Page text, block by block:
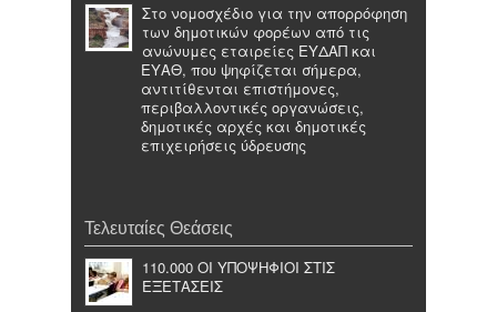
Στο νομοσχέδιο για την απορρόφηση
των δημοτικών φορέων από τις
ανώνυμες εταιρείες ΕΥΔΑΠ και
ΕΥΑΘ, που ψηφίζεται σήμερα,
αντιτίθενται επιστήμονες,
περιβαλλοντικές οργανώσεις,
δημοτικές αρχές και δημοτικές
επιχειρήσεις ύδρευσης
Τελευταίες Θεάσεις
110.000 ΟΙ ΥΠΟΨΗΦΙΟΙ ΣΤΙΣ
ΕΞΕΤΑΣΕΙΣ